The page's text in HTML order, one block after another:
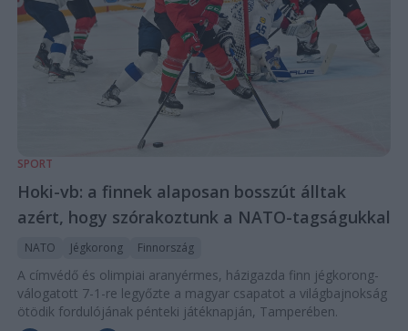
SPORT
Hoki-vb: a finnek alaposan bosszút álltak
azért, hogy szórakoztunk a NATO-tagságukkal
NATO Jégkorong Finnország
A címvédő és olimpiai aranyérmes, házigazda finn jégkorong-
válogatott 7-1-re legyőzte a magyar csapatot a világbajnokság
ötödik fordulójának pénteki játéknapján, Tamperében.